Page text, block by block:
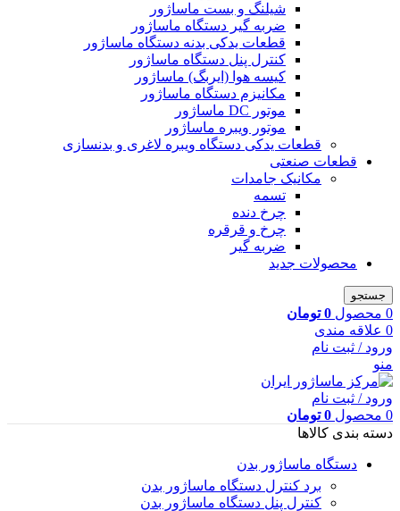
شیلنگ و بست ماساژور
ضربه گیر دستگاه ماساژور
قطعات یدکی بدنه دستگاه ماساژور
کنترل پنل دستگاه ماساژور
کیسه هوا (ایربگ) ماساژور
مکانیزم دستگاه ماساژور
موتور DC ماساژور
موتور ویبره ماساژور
قطعات یدکی دستگاه ویبره لاغری و بدنسازی
قطعات صنعتی
مکانیک جامدات
تسمه
چرخ دنده
چرخ و قرقره
ضربه گیر
محصولات جدید
جستجو
0 محصول 0 تومان
0 علاقه مندی
ورود / ثبت نام
منو
ورود / ثبت نام
0 محصول 0 تومان
دسته بندی کالاها
دستگاه ماساژور بدن
برد کنترل دستگاه ماساژور بدن
کنترل پنل دستگاه ماساژور بدن